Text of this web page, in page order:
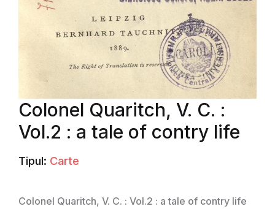
Colonel Quaritch, V. C. :
Vol.2 : a tale of contry life
Tipul: Carte
Colonel Quaritch, V. C. : Vol.2 : a tale of contry life